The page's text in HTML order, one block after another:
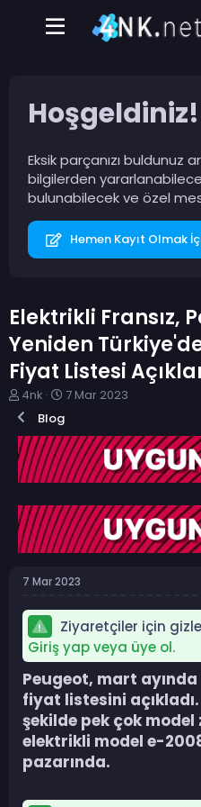
Hoşgeldiniz!
Eksik parçanızı buldunuz
bilgilerden
bulunabilecek ve özel
Hemen Kayıt Olmak
Elektrikli Fransız,
Yeniden
Fiyat Listesi
K
o
n
b
u
y
b
a
ş
l
4nk
B
l
a
n
ı
ç
t
a
i
i
7 Mar 2023
Blog
7 Mar 2023
Ziyaretçiler için
Giriş yap veya üye ol.
Peugeot, mart
fiyat listesini açıkladı.
şekilde pek çok model
elektrikli model e-
pazarında.​